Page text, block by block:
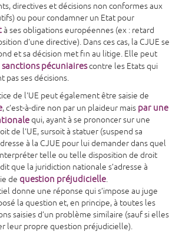
directives et décisions non conformes aux
ou pour condamner un Etat pour
à ses obligations européennes (ex : retard
d'une directive). Dans ces cas, la CJUE se
et sa décision met fin au litige. Elle peut
sanctions pécuniairescontre les Etats qui
pas ses décisions.
de l'UE peut également être saisie de
, c'est-à-dire non par un plaideur mais par une
qui, ayant à se prononcer sur une
de l'UE, sursoit à statuer (suspend sa
à la CJUE pour lui demander dans quel
telle ou telle disposition de droit
que la juridiction nationale s’adresse à
de question préjudicielle.
donne une réponse qui s’impose au juge
la question et, en principe, à toutes les
saisies d’un problème similaire (sauf si elles
leur propre question préjudicielle).